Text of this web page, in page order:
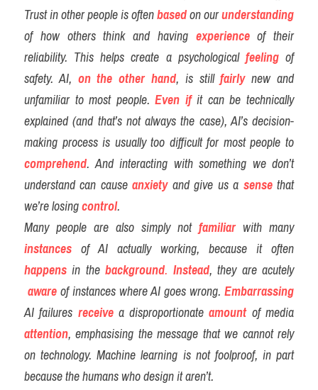
Trust in other people is often based on our understanding
of how others think and having experience of their
reliability. This helps create a psychological feeling of
safety. AI, on the other hand, is still fairly new and
unfamiliar to most people. Even if it can be technically
explained (and that’s not always the case), AI’s decision-
comprehend. And interacting with something we don’t
understand can cause anxiety and give us a sense that
we’re losing control.
Many people are also simply not familiar
with many
instances
happens in the background. Instead, they are acutely
aware of instances where AI goes wrong. Embarrassing
AI failures receive a disproportionate amount
attention, emphasising the message that we cannot rely
on technology. Machine learning is not foolproof, in part
because the humans who design it aren’t.